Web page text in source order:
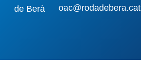
oac@rodadebera.cat